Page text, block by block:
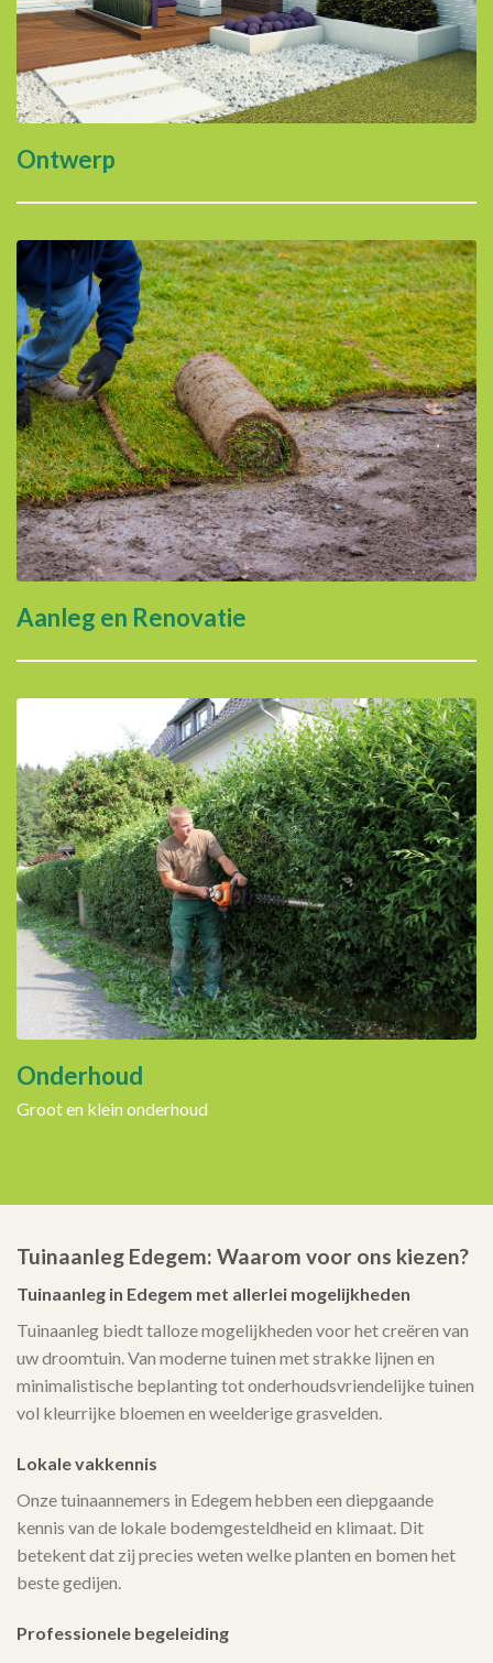
Ontwerp
Aanleg en Renovatie
Onderhoud
Groot en klein onderhoud
Tuinaanleg Edegem: Waarom voor ons kiezen?
Tuinaanleg in Edegem met allerlei mogelijkheden
Tuinaanleg biedt talloze mogelijkheden voor het creëren van
uw droomtuin. Van moderne tuinen met strakke lijnen en
minimalistische beplanting tot onderhoudsvriendelijke tuinen
vol kleurrijke bloemen en weelderige grasvelden.
Lokale vakkennis
Onze tuinaannemers in Edegem hebben een diepgaande
kennis van de lokale bodemgesteldheid en klimaat. Dit
betekent dat zij precies weten welke planten en bomen het
beste gedijen.
Professionele begeleiding